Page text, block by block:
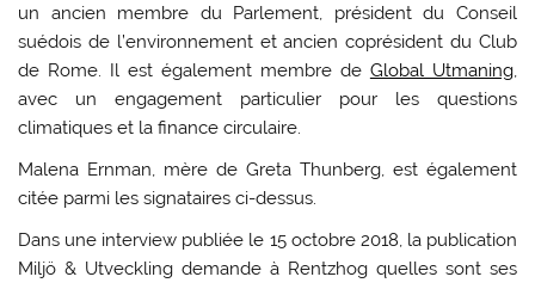
un ancien membre du Parlement, président du Conseil
suédois de l’environnement et ancien coprésident du Club
de Rome. Il est également membre de Global Utmaning,
avec un engagement particulier pour les questions
climatiques et la finance circulaire.
Malena Ernman, mère de Greta Thunberg, est également
citée parmi les signataires ci-dessus.
Dans une interview publiée le 15 octobre 2018, la publication
Miljö & Utveckling demande à Rentzhog quelles sont ses